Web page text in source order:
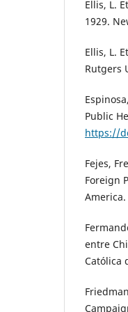
Ellis, L.
1929.
Ellis, L.
Rutgers
Public
https://
Fejes,
Foreign
entre
Católica